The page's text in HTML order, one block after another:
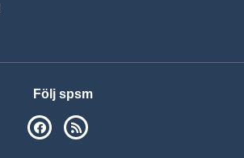
Följ spsm
SPSM på Facebook